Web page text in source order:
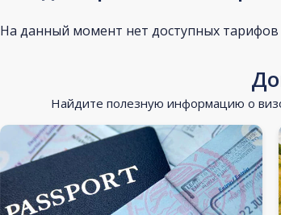
На данный момент нет доступных
Найдите полезную информацию о